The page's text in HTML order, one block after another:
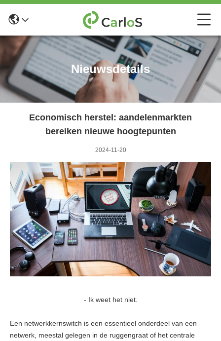
Nieuwsdetails
Economisch herstel: aandelenmarkten
bereiken nieuwe hoogtepunten
2024-11-20
- Ik weet het niet.
Een netwerkkernswitch is een essentieel onderdeel van een
netwerk, meestal gelegen in de ruggengraat of het centrale